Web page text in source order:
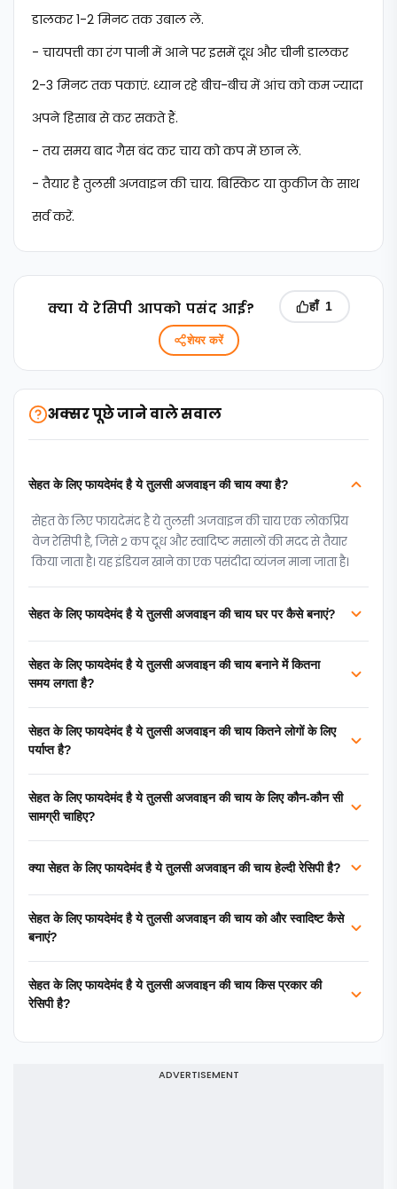
डालकर 1-2 मिनट तक उबाल लें.
- चायपत्ती का रंग पानी में आने पर इसमें दूध और चीनी डालकर
2-3 मिनट तक पकाएं. ध्यान रहे बीच-बीच में आंच को कम ज्यादा
अपने हिसाब से कर सकते हैं.
- तय समय बाद गैस बंद कर चाय को कप में छान लें.
- तैयार है तुलसी अजवाइन की चाय. बिस्किट या कुकीज के साथ
सर्व करें.
क्‍या ये रेसिपी आपको पसंद आई? हाँ 1
शेयर करें
अक्सर पूछे जाने वाले सवाल
सेहत के लिए फायदेमंद है ये तुलसी अजवाइन की चाय क्या है?
सेहत के लिए फायदेमंद है ये तुलसी अजवाइन की चाय एक लोकप्रिय
वेज रेसिपी है, जिसे 2 कप दूध और स्वादिष्ट मसालों की मदद से तैयार
किया जाता है। यह इंडियन खाने का एक पसंदीदा व्यंजन माना जाता है।
सेहत के लिए फायदेमंद है ये तुलसी अजवाइन की चाय घर पर कैसे बनाएं?
सेहत के लिए फायदेमंद है ये तुलसी अजवाइन की चाय बनाने में कितना
समय लगता है?
सेहत के लिए फायदेमंद है ये तुलसी अजवाइन की चाय कितने लोगों के लिए
पर्याप्त है?
सेहत के लिए फायदेमंद है ये तुलसी अजवाइन की चाय के लिए कौन-कौन सी
सामग्री चाहिए?
क्या सेहत के लिए फायदेमंद है ये तुलसी अजवाइन की चाय हेल्दी रेसिपी है?
सेहत के लिए फायदेमंद है ये तुलसी अजवाइन की चाय को और स्वादिष्ट कैसे
बनाएं?
सेहत के लिए फायदेमंद है ये तुलसी अजवाइन की चाय किस प्रकार की
रेसिपी है?
ADVERTISEMENT